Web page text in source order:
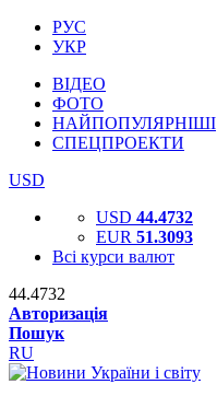
РУС
УКР
ВІДЕО
ФОТО
НАЙПОПУЛЯРНІШІ
СПЕЦПРОЕКТИ
USD
USD 44.4732
EUR 51.3093
Всі курси валют
44.4732
Авторизація
Пошук
RU